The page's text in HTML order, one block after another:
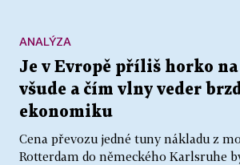
Je v Evropě příliš horko na
všude a čím vlny veder
ekonomiku
Cena převozu jedné tuny nákladu z
Rotterdam do německého Karlsruhe
ANALÝZA